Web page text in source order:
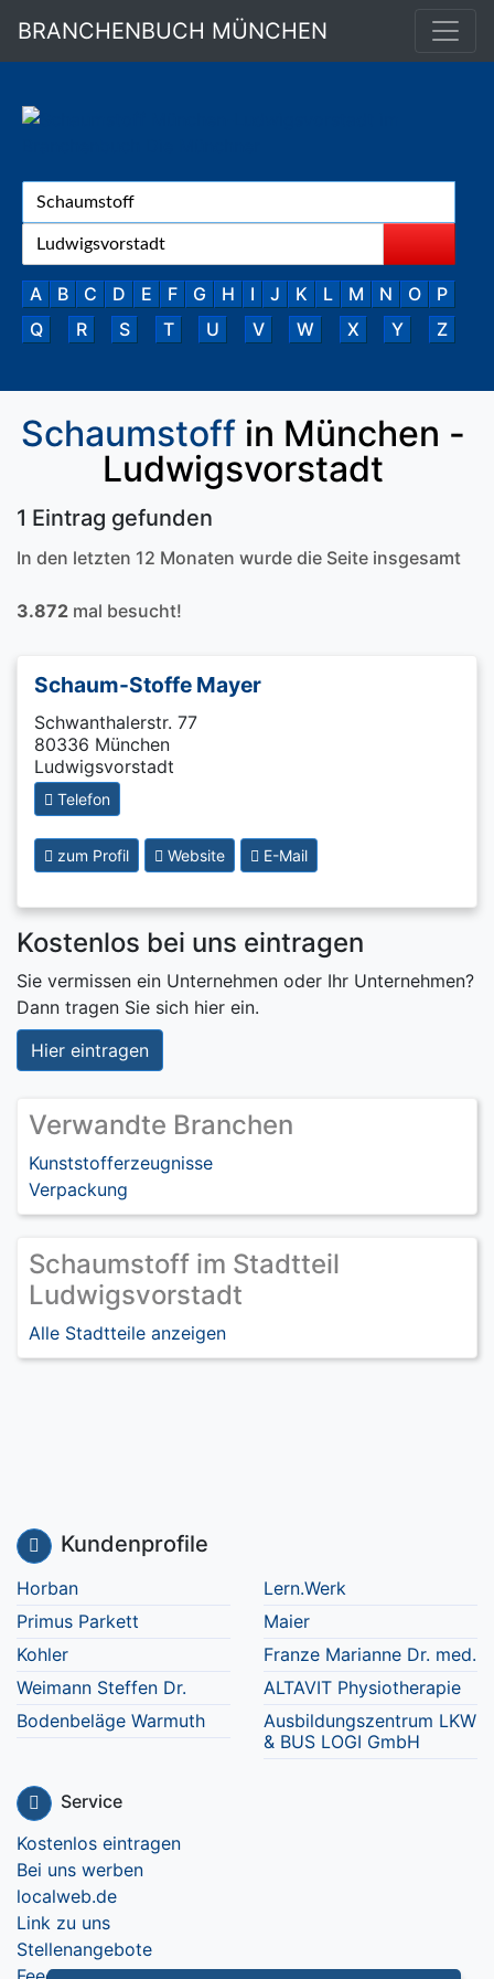
BRANCHENBUCH MÜNCHEN
A B C D E F G H I J K L M N O
P
Q
R S T U V W X Y Z
Schaumstoffin München -
Ludwigsvorstadt
1 Eintrag gefunden
In den letzten 12 Monaten wurde die Seite insgesamt
3.872 mal besucht!
Schaum-Stoffe Mayer
Schwanthalerstr. 77
80336 München
Ludwigsvorstadt
Telefon
zum Profil Website E-Mail
Kostenlos bei uns eintragen
Sie vermissen ein Unternehmen oder Ihr Unternehmen?
Dann tragen Sie sich hier ein.
Hier eintragen
Verwandte Branchen
Kunststofferzeugnisse
Verpackung
Schaumstoff im Stadtteil
Ludwigsvorstadt
Alle Stadtteile anzeigen
Kundenprofile
Horban
Primus Parkett
Kohler
Weimann Steffen Dr.
Bodenbeläge Warmuth
Lern.Werk
Maier
Franze Marianne Dr. med.
ALTAVIT Physiotherapie
Ausbildungszentrum LKW
& BUS LOGI GmbH
Service
Kostenlos eintragen
Bei uns werben
localweb.de
Link zu uns
Stellenangebote